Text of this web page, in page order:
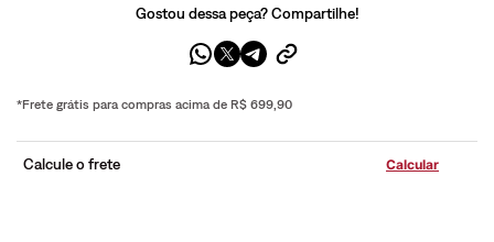
Gostou dessa peça? Compartilhe!
*Frete grátis para compras acima de R$ 699,90
Calcule o frete